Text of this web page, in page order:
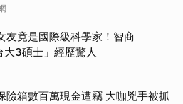
友竟是國際級科學家！智商
大3碩士」經歷驚人
險箱數百萬現金遭竊 大咖兇手被抓